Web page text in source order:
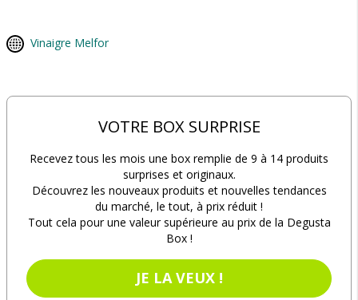
Vinaigre Melfor
VOTRE BOX SURPRISE
Recevez tous les mois une box remplie de 9 à 14 produits
surprises et originaux.
Découvrez les nouveaux produits et nouvelles tendances
du marché, le tout, à prix réduit !
Tout cela pour une valeur supérieure au prix de la Degusta
Box !
JE LA VEUX !